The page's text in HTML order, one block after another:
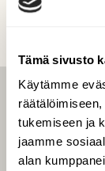
Tämä sivusto
Käytämme
tukemiseen ja
jaamme
alan